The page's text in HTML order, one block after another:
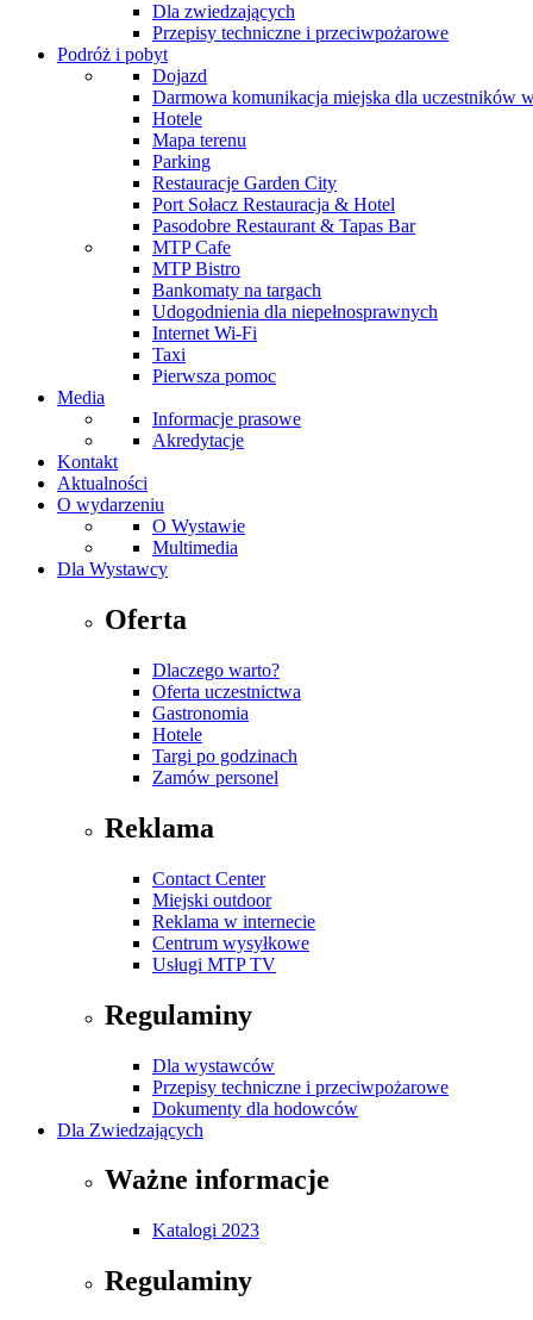
Dla zwiedzających
Przepisy techniczne i przeciwpożarowe
Podróż i pobyt
Dojazd
Darmowa komunikacja miejska dla uczestników
Hotele
Mapa terenu
Parking
Restauracje Garden City
Port Sołacz Restauracja & Hotel
Pasodobre Restaurant & Tapas Bar
MTP Cafe
MTP Bistro
Bankomaty na targach
Udogodnienia dla niepełnosprawnych
Internet Wi-Fi
Taxi
Pierwsza pomoc
Media
Informacje prasowe
Akredytacje
Kontakt
Aktualności
O wydarzeniu
O Wystawie
Multimedia
Dla Wystawcy
Oferta
Dlaczego warto?
Oferta uczestnictwa
Gastronomia
Hotele
Targi po godzinach
Zamów personel
Reklama
Contact Center
Miejski outdoor
Reklama w internecie
Centrum wysyłkowe
Usługi MTP TV
Regulaminy
Dla wystawców
Przepisy techniczne i przeciwpożarowe
Dokumenty dla hodowców
Dla Zwiedzających
Ważne informacje
Katalogi 2023
Regulaminy